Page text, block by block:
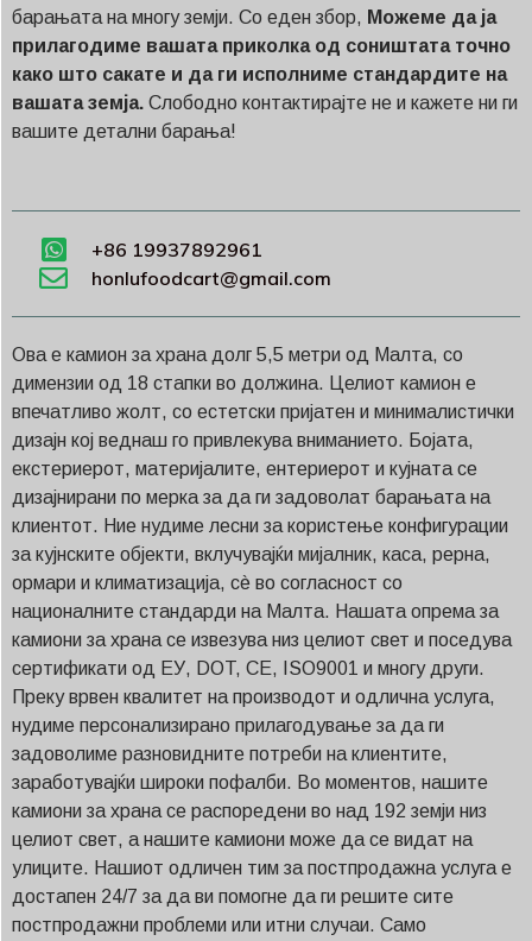
барањата на многу земји. Со еден збор, Можеме да ја
прилагодиме вашата приколка од соништата точно
како што сакате и да ги исполниме стандардите на
вашата земја. Слободно контактирајте не и кажете ни ги
вашите детални барања!
+86 19937892961
honlufoodcart@gmail.com
Ова е камион за храна долг 5,5 метри од Малта, со
димензии од 18 стапки во должина. Целиот камион е
впечатливо жолт, со естетски пријатен и минималистички
дизајн кој веднаш го привлекува вниманието. Бојата,
екстериерот, материјалите, ентериерот и кујната се
дизајнирани по мерка за да ги задоволат барањата на
клиентот. Ние нудиме лесни за користење конфигурации
за кујнските објекти, вклучувајќи мијалник, каса, рерна,
ормари и климатизација, сè во согласност со
националните стандарди на Малта. Нашата опрема за
камиони за храна се извезува низ целиот свет и поседува
сертификати од ЕУ, DOT, CE, ISO9001 и многу други.
Преку врвен квалитет на производот и одлична услуга,
нудиме персонализирано прилагодување за да ги
задоволиме разновидните потреби на клиентите,
заработувајќи широки пофалби. Во моментов, нашите
камиони за храна се распоредени во над 192 земји низ
целиот свет, а нашите камиони може да се видат на
улиците. Нашиот одличен тим за постпродажна услуга е
достапен 24/7 за да ви помогне да ги решите сите
постпродажни проблеми или итни случаи. Само